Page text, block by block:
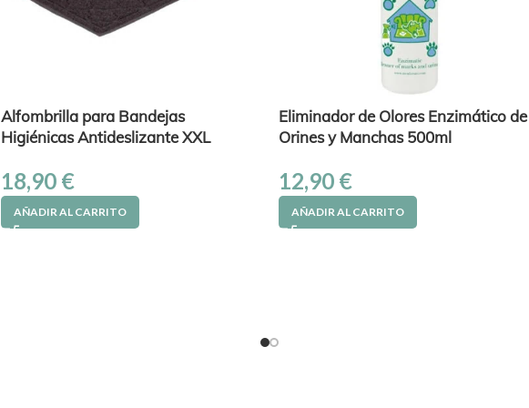
Alfombrilla para Bandejas
Higiénicas Antideslizante XXL
18,90 €
AÑADIR AL CARRITO
Eliminador de Olores Enzimático de
Orines y Manchas 500ml
12,90 €
AÑADIR AL CARRITO